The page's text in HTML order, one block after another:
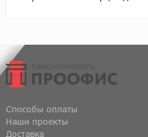
Способы оплаты
Наши проекты
Доставка